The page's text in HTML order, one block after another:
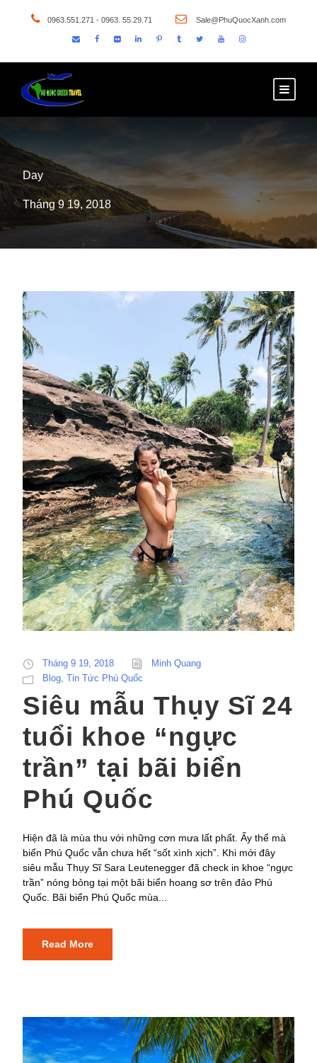
0963.551.271 - 0963. 55.29.71 Sale@PhuQuocXanh.com
Day
Tháng 9 19, 2018
Tháng 9 19, 2018
Minh Quang
Blog, Tin Tức Phú Quốc
Siêu mẫu Thụy Sĩ 24
tuổi khoe “ngực
trần” tại bãi biển
Phú Quốc
Hiện đã là mùa thu với những cơn mưa lất phất. Ấy thế mà
biển Phú Quốc vẫn chưa hết “sốt xình xịch”. Khi mới đây
siêu mẫu Thụy Sĩ Sara Leutenegger đã check in khoe “ngực
trần” nóng bỏng tại một bãi biển hoang sơ trên đảo Phú
Quốc. Bãi biển Phú Quốc mùa...
Read More